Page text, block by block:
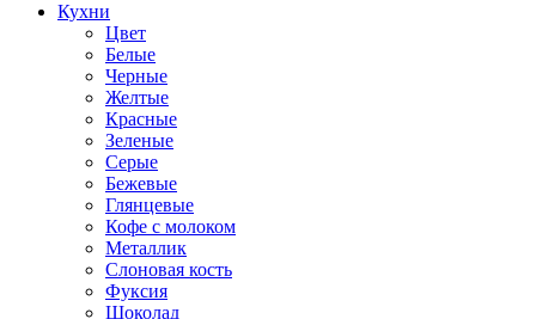
Кухни
Цвет
Белые
Черные
Желтые
Красные
Зеленые
Серые
Бежевые
Глянцевые
Кофе с молоком
Металлик
Слоновая кость
Фуксия
Шоколад